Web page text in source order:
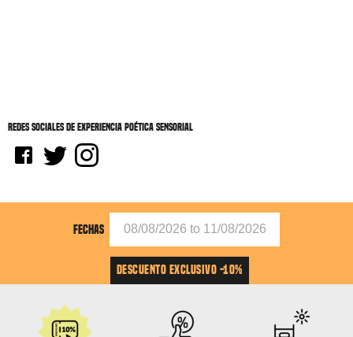
Redes sociales de experiencia poética sensorial
FECHAS
DESCUENTO EXCLUSIVO -10%